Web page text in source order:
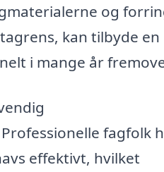
og
kan tilbyde en
i mange år
fagfolk
effektivt, hvilket